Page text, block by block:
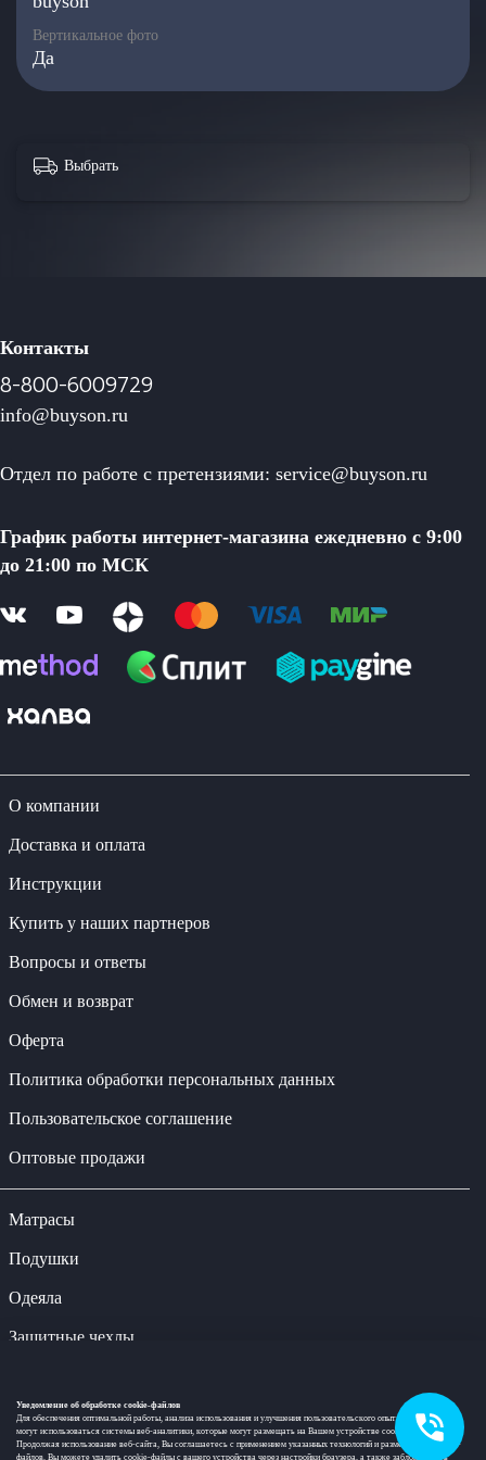
дополнением данной покупки.
Практичный уход – чехол можно легко постирать в
деформируется после стирки.
Вертикальное фото
Да
Выбрать
О компании
Доставка и оплата
Инструкции
Купить у наших партнеров
Вопросы и ответы
Обмен и возврат
Оферта
Политика обработки персональных данных
Пользовательское соглашение
Оптовые продажи
Матрасы
Подушки
Одеяла
Защитные чехлы
Постельное белье
Кровати
Контакты
8-800-6009729
info@buyson.ru
Отдел по работе с претензиями: service@buyson.ru
График работы интернет-магазина ежедневно с 9:00
до 21:00 по МСК
Уведомление об обработке cookie-файлов
Для обеспечения оптимальной работы, анализа использования и улучшения пользовательского опыта на веб-сайте
могут использоваться системы веб-аналитики, которые могут размещать на Вашем устройстве cookie-файлы.
Продолжая использование веб-сайта, Вы соглашаетесь с применением указанных технологий и размещением cookie-
файлов. Вы можете удалить cookie-файлы с вашего устройства через настройки браузера, а также заблокировать